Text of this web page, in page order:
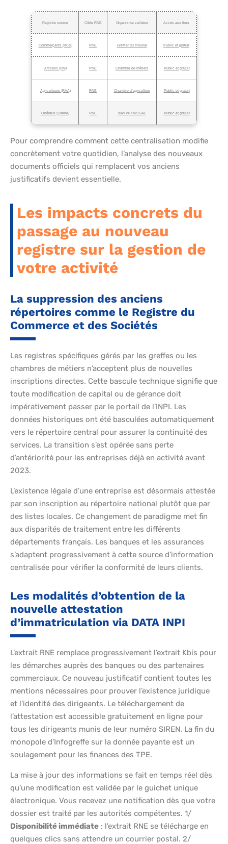
Registre source Cible RNE Organisme valideur Accès aux tiers
Commerçants (RCS) RNE Greffier du tribunal Public et gratuit
Artisans (RM) RNE Chambre de métiers Public et gratuit
Agriculteurs (RAA) RNE Chambre d’agriculture Public et gratuit
Libéraux (Sirene) RNE INPI ou URSSAF Public et gratuit
Pour comprendre comment cette centralisation modifie
concrètement votre quotidien, l’analyse des nouveaux
documents officiels qui remplacent vos anciens
justificatifs devient essentielle.
Les impacts concrets du
passage au nouveau
registre sur la gestion de
votre activité
La suppression des anciens
répertoires comme le Registre du
Commerce et des Sociétés
Les registres spécifiques gérés par les greffes ou les
chambres de métiers n’acceptent plus de nouvelles
inscriptions directes. Cette bascule technique signifie que
toute modification de capital ou de gérance doit
impérativement passer par le portail de l’INPI. Les
données historiques ont été basculées automatiquement
vers le répertoire central pour assurer la continuité des
services. La transition s’est opérée sans perte
d’antériorité pour les entreprises déjà en activité avant
2023.
L’existence légale d’une entreprise est désormais attestée
par son inscription au répertoire national plutôt que par
des listes locales. Ce changement de paradigme met fin
aux disparités de traitement entre les différents
départements français. Les banques et les assurances
s’adaptent progressivement à cette source d’information
centralisée pour vérifier la conformité de leurs clients.
Les modalités d’obtention de la
nouvelle attestation
d’immatriculation via DATA INPI
L’extrait RNE remplace progressivement l’extrait Kbis pour
les démarches auprès des banques ou des partenaires
commerciaux. Ce nouveau justificatif contient toutes les
mentions nécessaires pour prouver l’existence juridique
et l’identité des dirigeants. Le téléchargement de
l’attestation est accessible gratuitement en ligne pour
tous les dirigeants munis de leur numéro SIREN. La fin du
monopole d’Infogreffe sur la donnée payante est un
soulagement pour les finances des TPE.
La mise à jour des informations se fait en temps réel dès
qu’une modification est validée par le guichet unique
électronique. Vous recevez une notification dès que votre
dossier est traité par les autorités compétentes. 1/
Disponibilité immédiate : l’extrait RNE se télécharge en
quelques clics sans attendre un courrier postal. 2/